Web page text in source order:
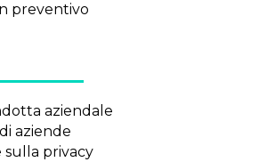
preventivo
aziendale
aziende
sulla privacy